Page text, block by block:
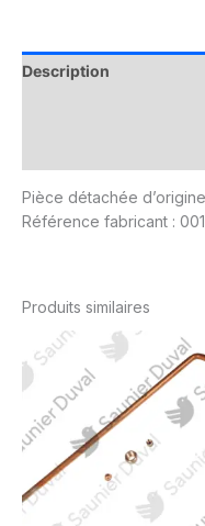
Description
Pièce détachée
Référence fabricant :
Produits similaires